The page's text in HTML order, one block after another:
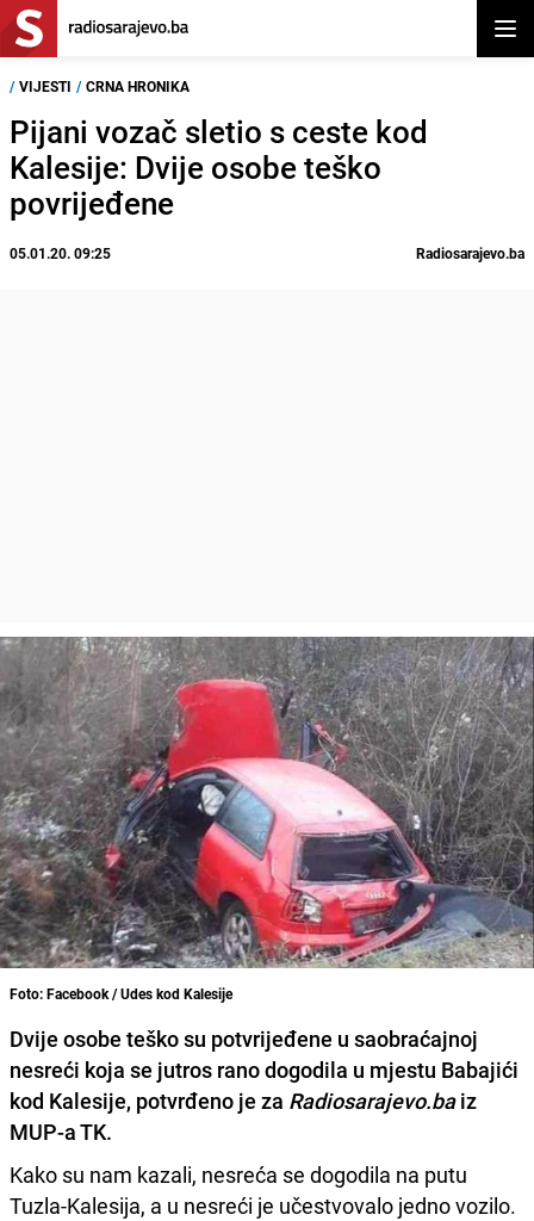
/ VIJESTI / CRNA HRONIKA
Pijani vozač sletio s ceste kod
Kalesije: Dvije osobe teško
povrijeđene
05.01.20. 09:25 Radiosarajevo.ba
Foto: Facebook / Udes kod Kalesije
Dvije osobe teško su potvrijeđene u saobraćajnoj
nesreći koja se jutros rano dogodila u mjestu Babajići
kod Kalesije, potvrđeno je za Radiosarajevo.baiz
MUP-a TK.
Kako su nam kazali, nesreća se dogodila na putu
Tuzla-Kalesija, a u nesreći je učestvovalo jedno vozilo.